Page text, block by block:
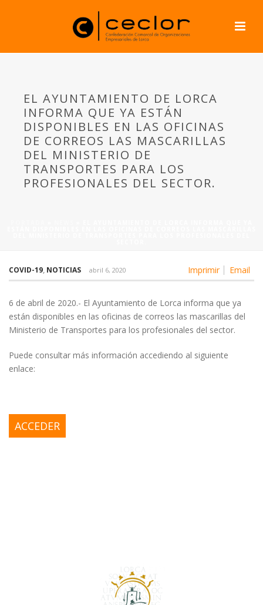
EL AYUNTAMIENTO DE LORCA
INFORMA QUE YA ESTÁN
DISPONIBLES EN LAS OFICINAS
DE CORREOS LAS MASCARILLAS
DEL MINISTERIO DE
TRANSPORTES PARA LOS
PROFESIONALES DEL SECTOR.
Imprimir Email
COVID-19, NOTICIAS abril 6, 2020
6 de abril de 2020.- El Ayuntamiento de Lorca informa que ya
están disponibles en las oficinas de correos las mascarillas del
Ministerio de Transportes para los profesionales del sector.
Puede consultar más información accediendo al siguiente
enlace:
ACCEDER